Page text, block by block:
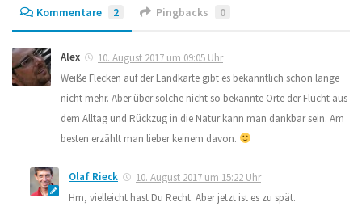
Kommentare 2 Pingbacks 0
Alex
10. August 2017 um 09:05 Uhr
Weiße Flecken auf der Landkarte gibt es bekanntlich schon lange
nicht mehr. Aber über solche nicht so bekannte Orte der Flucht aus
dem Alltag und Rückzug in die Natur kann man dankbar sein. Am
besten erzählt man lieber keinem davon.
Olaf Rieck
10. August 2017 um 15:22 Uhr
Hm, vielleicht hast Du Recht. Aber jetzt ist es zu spät.